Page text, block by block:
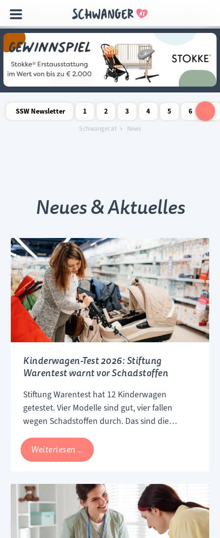
überspringen
SSW Newsletter
1
Schwangerschaftswoche
2
Schwangerschaftswoche
3
Schwangerschaftswoche
4
Schwangerschaftswoche
5
Schwangerschaftswoche
6
Schwanger.at News
Neues & Aktuelles
Kinderwagen-Test 2026: Stiftung
Warentest warnt vor Schadstoffen
Stiftung Warentest hat 12 Kinderwagen
getestet. Vier Modelle sind gut, vier fallen
wegen Schadstoffen durch. Das sind die
Weiterlesen … Kinderwagen-
Test
Stiftung
Warentest
warnt
vor